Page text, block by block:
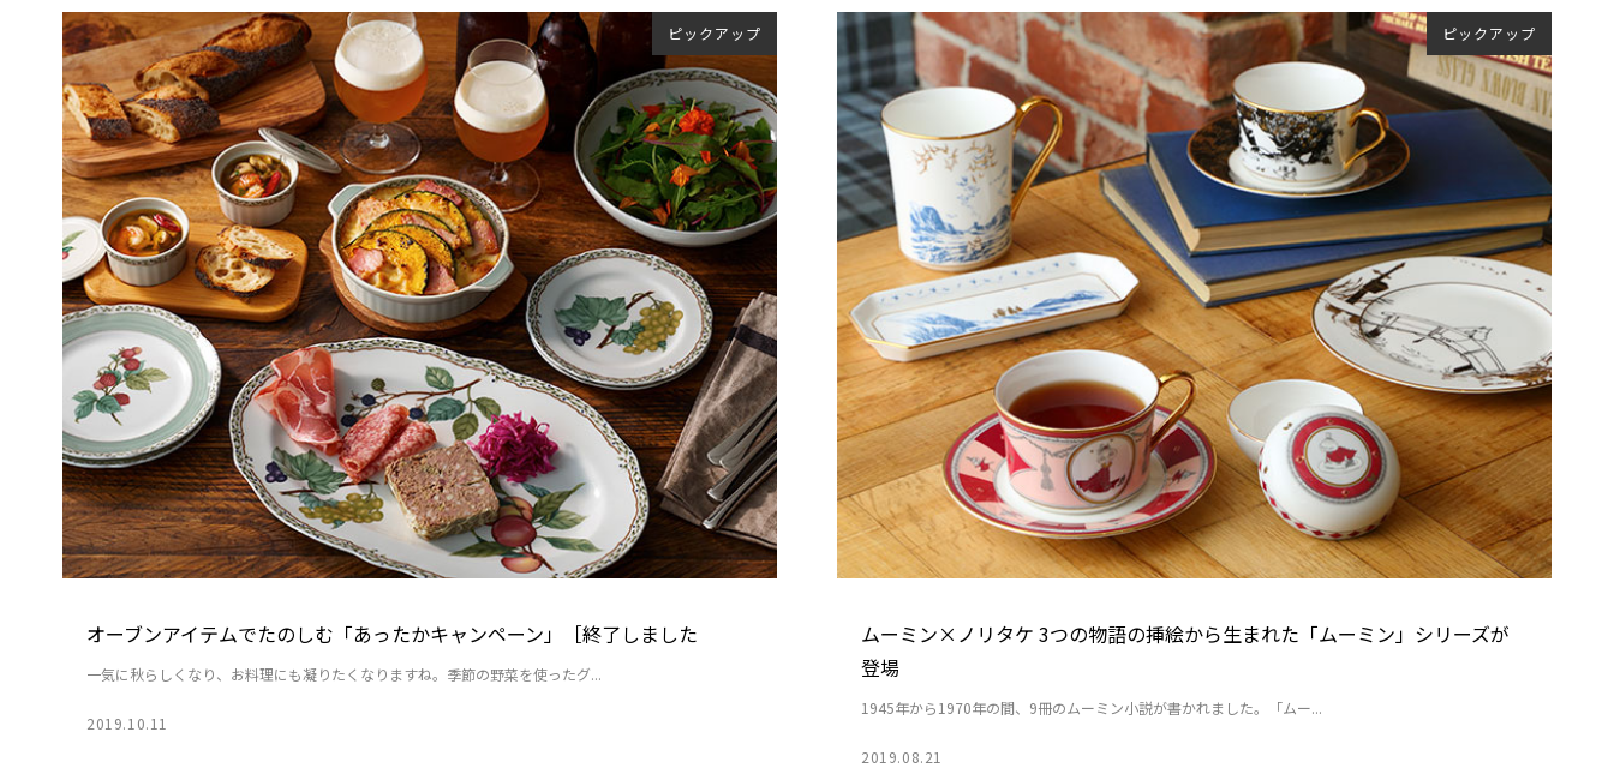
ピックアップ
オーブンアイテムでたのしむ「あったかキャンペーン」［終了しました
一気に秋らしくなり、お料理にも凝りたくなりますね。季節の野菜を使ったグ...
2019.10.11
ピックアップ
ムーミン×ノリタケ 3つの物語の挿絵から生まれた「ムーミン」シリーズが
登場
1945年から1970年の間、9冊のムーミン小説が書かれました。「ムー...
2019.08.21